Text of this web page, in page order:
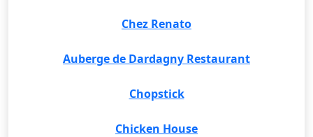
Chez Renato
Auberge de Dardagny Restaurant
Chopstick
Chicken House